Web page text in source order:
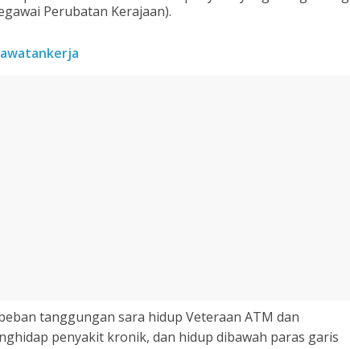
Perubatan Kerajaan).
tanggungan sara hidup Veteraan ATM dan
penyakit kronik, dan hidup dibawah paras garis